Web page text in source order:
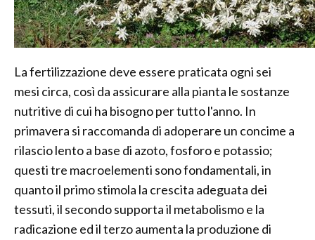
La fertilizzazione deve essere praticata ogni sei
mesi circa, così da assicurare alla pianta le sostanze
nutritive di cui ha bisogno per tutto l'anno. In
primavera si raccomanda di adoperare un concime a
rilascio lento a base di azoto, fosforo e potassio;
questi tre macroelementi sono fondamentali, in
quanto il primo stimola la crescita adeguata dei
tessuti, il secondo supporta il metabolismo e la
radicazione ed il terzo aumenta la produzione di